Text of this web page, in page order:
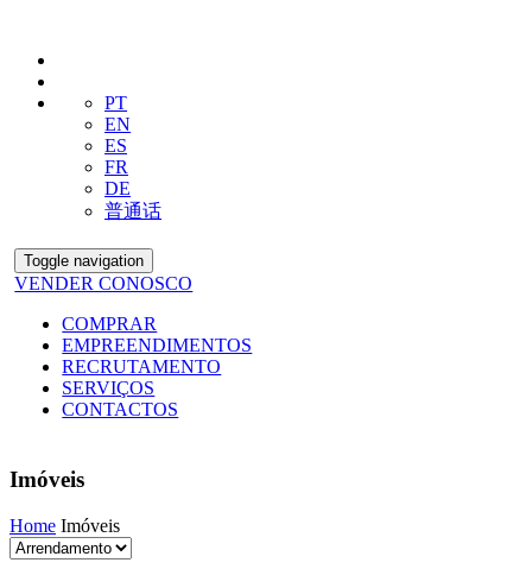
PT
EN
ES
FR
DE
普通话
Toggle navigation
VENDER CONOSCO
COMPRAR
EMPREENDIMENTOS
RECRUTAMENTO
SERVIÇOS
CONTACTOS
Imóveis
Home Imóveis